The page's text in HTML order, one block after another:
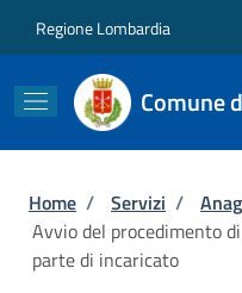
Regione Lombardia
Comune
Briciole di
Home / Servizi /
Avvio del procedimento
parte di incaricato